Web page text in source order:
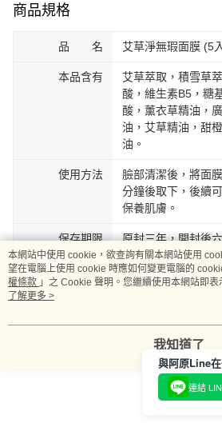
商品規格
品 名 艾草淨無瑕面膜 (5
本品含有
艾草萃取，積雪草
酸，維生素B5，糖
酸，薰衣草精油，
油，艾草精油，甜
油。
使用方法
臉部清潔後，將面
分鐘後取下，後續
保養肌膚。
保存期限 原封三年，開封後
保存方法 置陰涼處，避免陽
本網站中使用 cookie，欲查詢有關本網站使用
望在電腦上使用 cookie 時應如何變更電腦的
權條款 」之 Cookie 聲明。您繼續使用本網站即
用條款之 Cookie 聲明使用 cookie。
了解更多 >
我知道了
與阿原Line
連結